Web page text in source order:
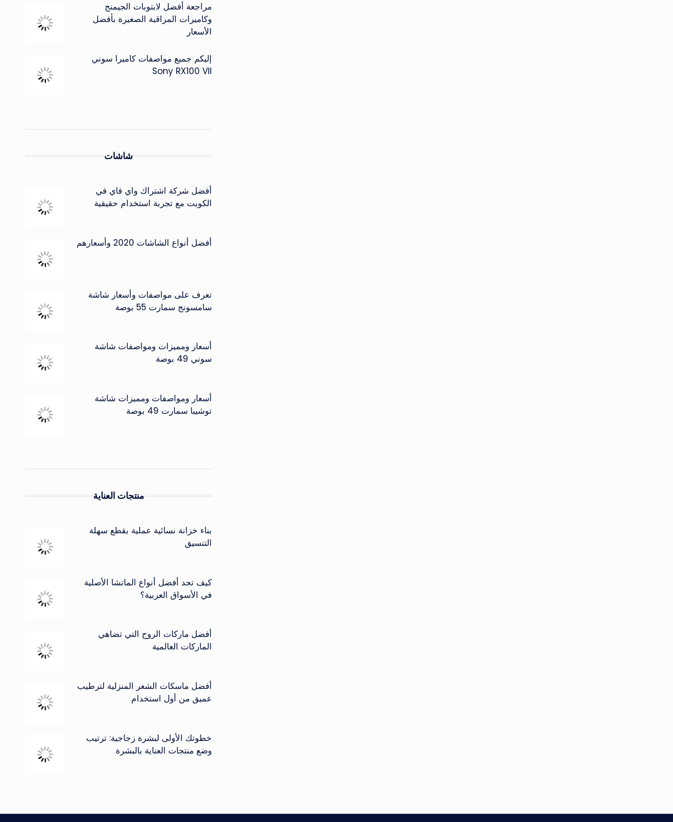
مراجعة أفضل لابتوبات الجيمنج
وكاميرات المراقبة الصغيرة بأفضل
الأسعار
إليكم جميع مواصفات كاميرا سوني
Sony RX100 VII
شاشات
أفضل شركة اشتراك واي فاي في
الكويت مع تجربة استخدام حقيقية
أفضل أنواع الشاشات 2020 وأسعارهم
تعرف على مواصفات وأسعار شاشة
سامسونج سمارت 55 بوصة
أسعار ومميزات ومواصفات شاشة
سوني 49 بوصة
أسعار ومواصفات ومميزات شاشة
توشيبا سمارت 49 بوصة
منتجات العناية
بناء خزانة نسائية عملية بقطع سهلة
التنسيق
كيف تجد أفضل أنواع الماتشا الأصلية
في الأسواق العربية؟
أفضل ماركات الروج التي تضاهي
الماركات العالمية
أفضل ماسكات الشعر المنزلية لترطيب
عميق من أول استخدام
خطوتك الأولى لبشرة زجاجية: ترتيب
وضع منتجات العناية بالبشرة